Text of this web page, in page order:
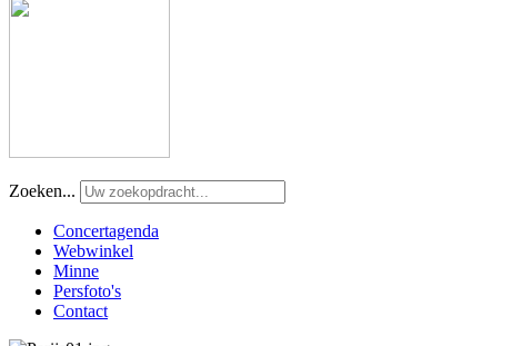
Zoeken...
Concertagenda
Webwinkel
Minne
Persfoto's
Contact